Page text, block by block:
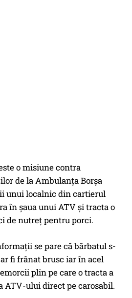
o misiune contra
de la Ambulanța Borșa
unui localnic din cartierul
în șaua unui ATV și tracta o
de nutreț pentru porci.
se pare că bărbatul s-
fi frânat brusc iar în acel
plin pe care o tracta a
ATV-ului direct pe carosabil.